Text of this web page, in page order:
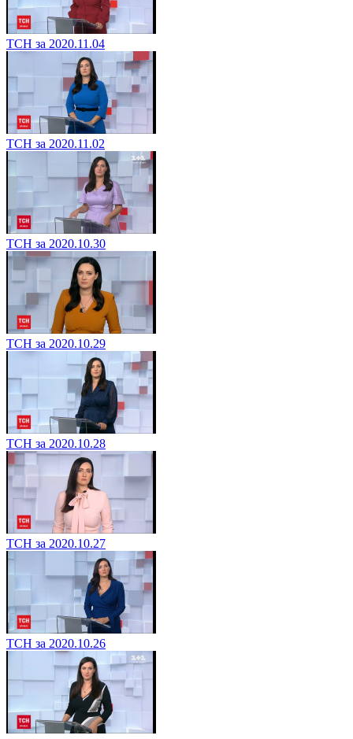
ТСН за 2020.11.04
ТСН за 2020.11.02
ТСН за 2020.10.30
ТСН за 2020.10.29
ТСН за 2020.10.28
ТСН за 2020.10.27
ТСН за 2020.10.26